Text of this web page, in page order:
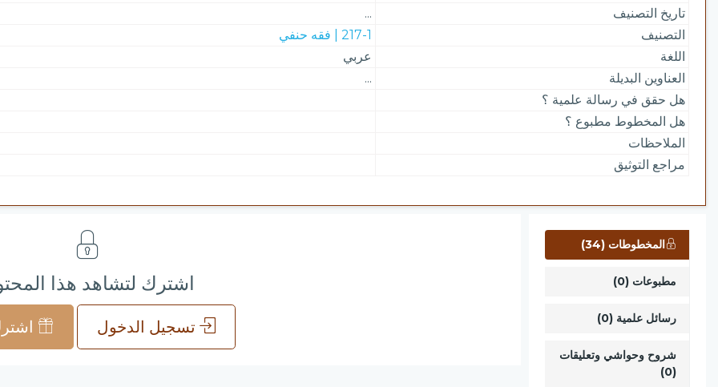
تاريخ التصنيف
...
التصنيف
217-1 | فقه حنفي
اللغة
عربي
العناوين البديلة
...
هل حقق في رسالة علمية ؟
هل المخطوط مطبوع ؟
الملاحظات
مراجع التوثيق
المخطوطات (34)
مطبوعات (0)
رسائل علمية (0)
شروح وحواشي وتعليقات
(0)
اشترك لتشاهد هذا
تسجيل الدخول